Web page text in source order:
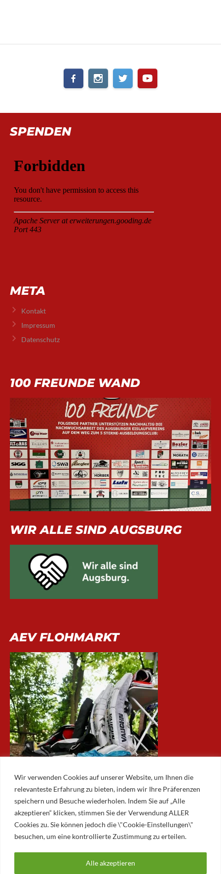
Wir verwenden Cookies auf unserer Website, um Ihnen die
relevanteste Erfahrung zu bieten, indem wir Ihre Präferenzen
speichern und Besuche wiederholen. Indem Sie auf „Alle
akzeptieren“ klicken, stimmen Sie der Verwendung ALLER
Cookies zu. Sie können jedoch die \"Cookie-Einstellungen\"
besuchen, um eine kontrollierte Zustimmung zu erteilen.
Alle akzeptieren
SPENDEN
META
Kontakt
Impressum
Datenschutz
100 FREUNDE WAND
WIR ALLE SIND AUGSBURG
AEV FLOHMARKT
ARCHIV
Archiv
© 2026 AUGSBURGER EISLAUFVEREIN E.V.